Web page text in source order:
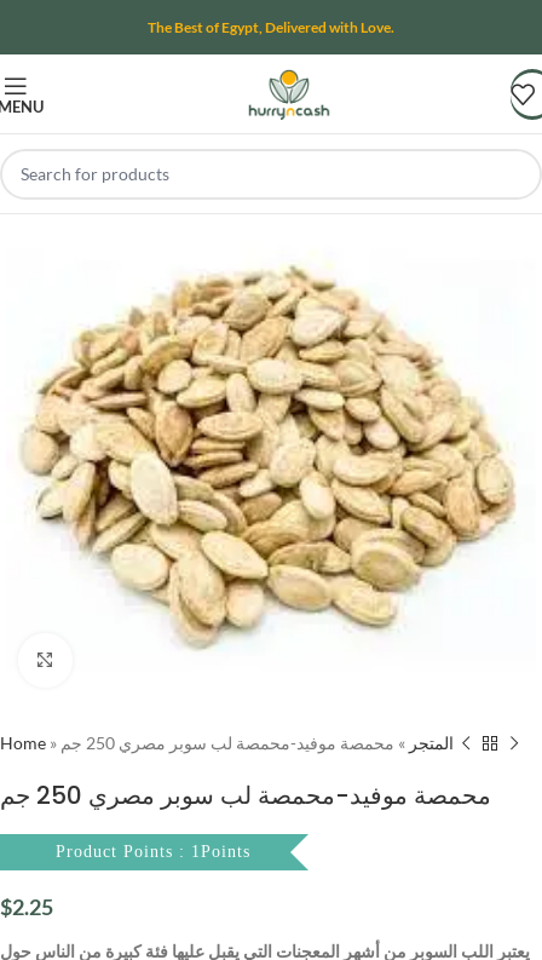
The Best of Egypt, Delivered with Love.
Home » المتجر » محمصة موفيد-محمصة لب سوبر مصري 250 جم
محمصة موفيد-محمصة لب سوبر مصري 250 جم
Product Points : 1Points
$2.25
يعتبر اللب السوبر من أشهر المعجنات التي يقبل عليها فئة كبيرة من الناس حول